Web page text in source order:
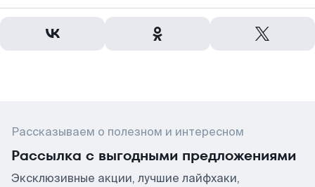
Рассказываем о полезном и интересном
Рассылка с выгодными предложениями
Эксклюзивные акции, лучшие лайфхаки,